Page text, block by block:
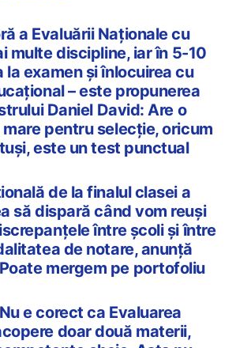
a Evaluării Naționale cu
multe discipline, iar în 5-10
la examen și înlocuirea cu
– este propunerea
Daniel David: Are o
pentru selecție, oricum
este un test punctual
de la finalul clasei a
să dispară când vom reuși
între școli și între
de notare, anunță
mergem pe portofoliu
e corect ca Evaluarea
doar două materii,